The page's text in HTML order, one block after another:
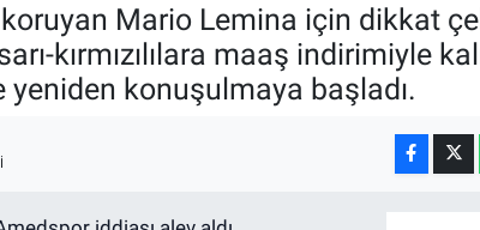
Mario Lemina için dikkat
kırmızılılara maaş indirimiyle
konuşulmaya başladı.